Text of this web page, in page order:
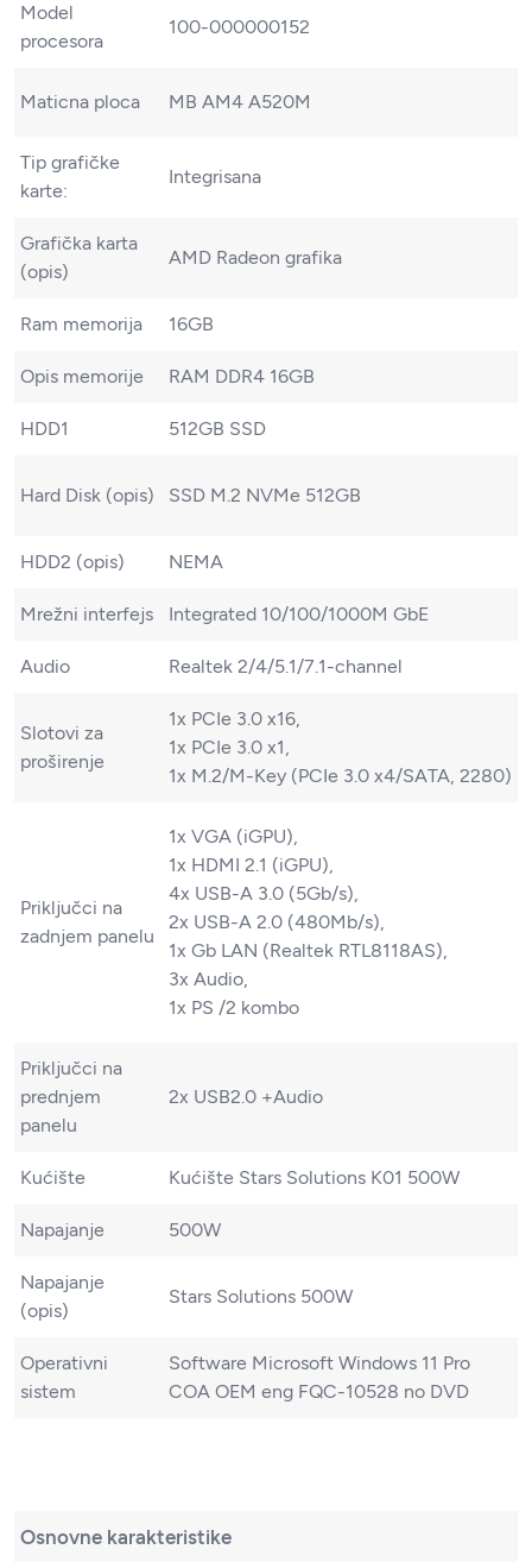
Model
procesora
100-000000152
Maticna ploca MB AM4 A520M
Tip grafičke
karte:
Integrisana
Grafička karta
(opis)
AMD Radeon grafika
Ram memorija 16GB
Opis memorije RAM DDR4 16GB
HDD1 512GB SSD
Hard Disk (opis) SSD M.2 NVMe 512GB
HDD2 (opis) NEMA
Mrežni interfejs Integrated 10/100/1000M GbE
Audio Realtek 2/4/5.1/7.1-channel
Slotovi za
proširenje
1x PCIe 3.0 x16,
1x PCIe 3.0 x1,
1x M.2/​M-Key (PCIe 3.0 x4/​SATA, 2280)
Priključci na
zadnjem panelu
1x VGA (iGPU),
1x HDMI 2.1 (iGPU),
4x USB-A 3.0 (5Gb/​s),
2x USB-A 2.0 (480Mb/​s),
1x Gb LAN (Realtek RTL8118AS),
3x Audio,
1x PS /​2 kombo
Priključci na
prednjem
panelu
2x USB2.0 +Audio
Kućište Kućište Stars Solutions K01 500W
Napajanje 500W
Napajanje
(opis)
Stars Solutions 500W
Operativni
sistem
Software Microsoft Windows 11 Pro
COA OEM eng FQC-10528 no DVD
Osnovne karakteristike